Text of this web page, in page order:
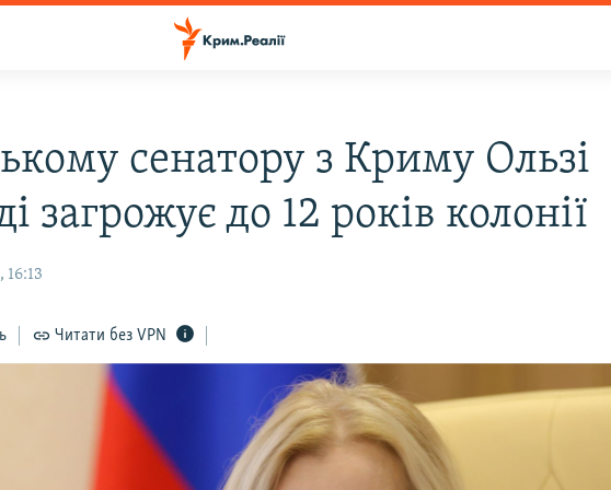
сенатору з Криму Ользі
загрожує до 12 років колонії
16:13
Читати без VPN